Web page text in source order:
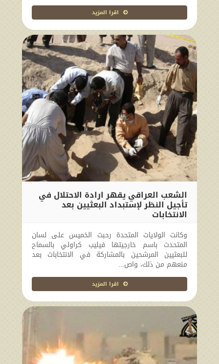
اقرا المزيد
الشعب العراقي يقهر ارادة الاحتلال في
تأجيل النظر لإستبداد البعثيين بعد
الانتخابات
وكانت الولايات المتحدة رحبت الخميس على لسان
المتحدث باسم خارجيتها فيليب كراولي بالسماح
للبعثيين المرشحين بالمشاركة في الانتخابات بعد
منعهم من ذلك، واص...
اقرا المزيد